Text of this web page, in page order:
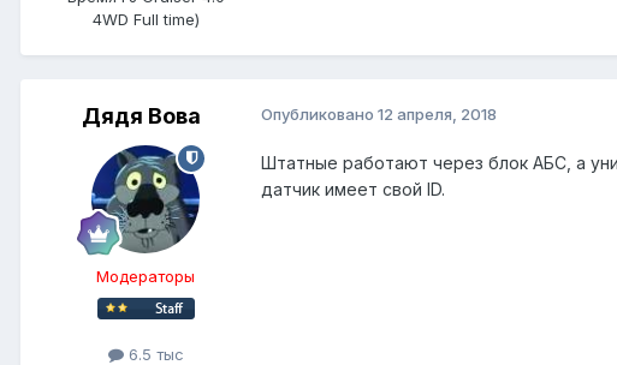
4WD Full time)
Дядя Вова
Модераторы
6.5 тыс
Опубликовано 12 апреля, 2018
Штатные работают через блок АБС, а
датчик имеет свой ID.